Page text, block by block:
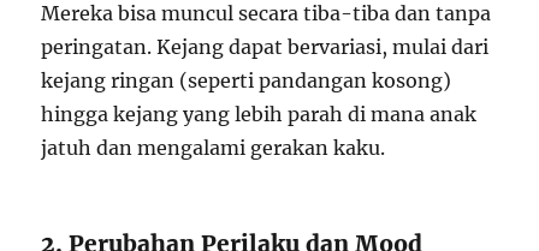
Mereka bisa muncul secara tiba-tiba dan tanpa
peringatan. Kejang dapat bervariasi, mulai dari
kejang ringan (seperti pandangan kosong)
hingga kejang yang lebih parah di mana anak
jatuh dan mengalami gerakan kaku.
2. Perubahan Perilaku dan Mood